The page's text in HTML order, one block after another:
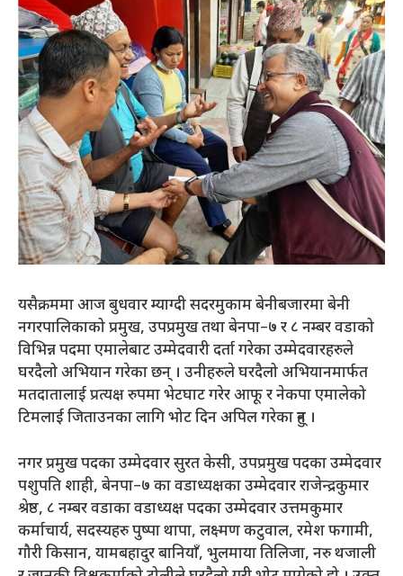
यसैक्रममा आज बुधवार म्याग्दी सदरमुकाम बेनीबजारमा बेनी
नगरपालिकाको प्रमुख, उपप्रमुख तथा बेनपा–७ र ८ नम्बर वडाको
विभिन्न पदमा एमालेबाट उम्मेदवारी दर्ता गरेका उम्मेदवारहरुले
घरदैलो अभियान गरेका छन् । उनीहरुले घरदैलो अभियानमार्फत
मतदातालाई प्रत्यक्ष रुपमा भेटघाट गरेर आफू र नेकपा एमालेको
टिमलाई जिताउनका लागि भोट दिन अपिल गरेका हुन् ।
नगर प्रमुख पदका उम्मेदवार सुरत केसी, उपप्रमुख पदका उम्मेदवार
पशुपति शाही, बेनपा–७ का वडाध्यक्षका उम्मेदवार राजेन्द्रकुमार
श्रेष्ठ, ८ नम्बर वडाका वडाध्यक्ष पदका उम्मेदवार उत्तमकुमार
कर्माचार्य, सदस्यहरु पुष्पा थापा, लक्ष्मण कटुवाल, रमेश फगामी,
गौरी किसान, यामबहादुर बानियाँ, भुलमाया तिलिजा, नरु थजाली